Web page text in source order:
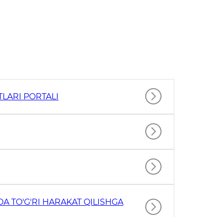
PORTALI
TO'G'RI HARAKAT QILISHGA